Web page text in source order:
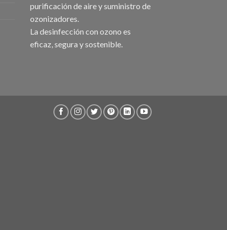
purificación de aire y suministro de
ozonizadores.
La desinfección con ozono es
eficaz, segura y sostenible.